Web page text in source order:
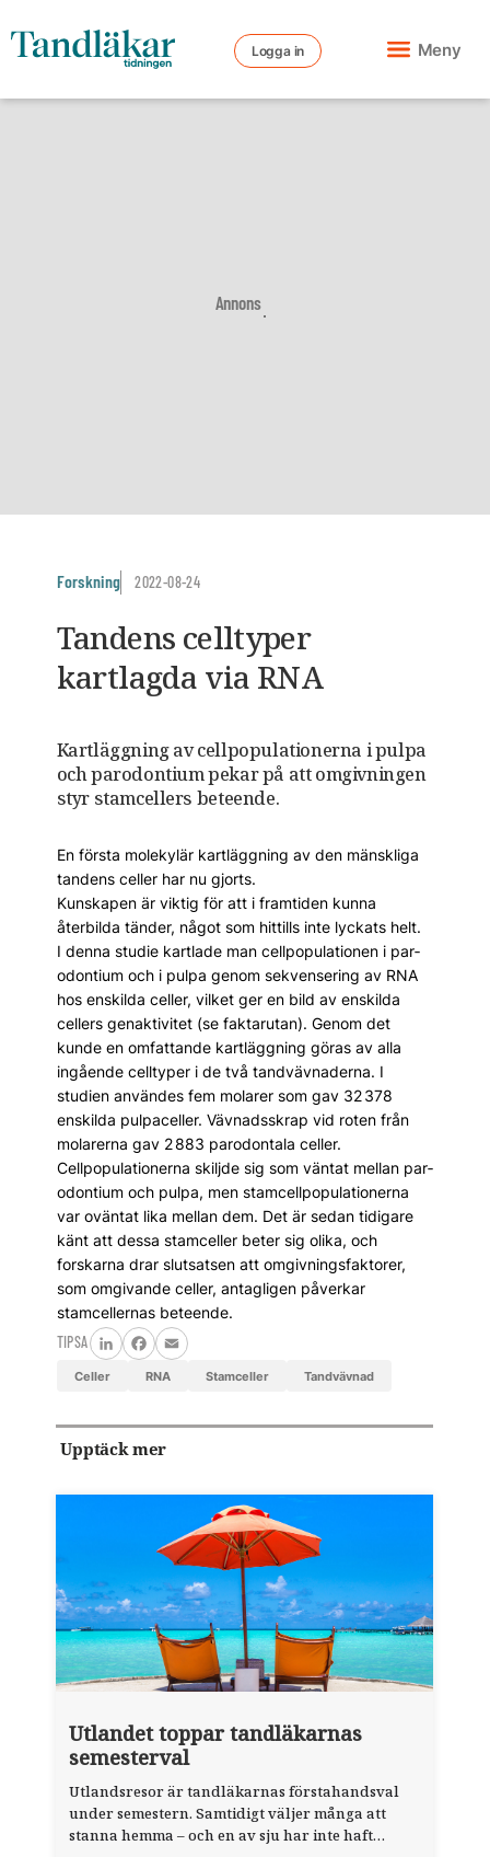
Logga in Meny
Annons
Forskning 2022-08-24
Tandens celltyper
kartlagda via RNA
Kartläggning av cellpopulationerna i pulpa
och parodontium pekar på att omgivningen
styr stamcellers beteende.
En första molekylär kartläggning av den mänskliga
tandens celler har nu gjorts.
Kunskapen är viktig för att i framtiden kunna
återbilda tänder, något som hittills inte lyckats helt.
I denna studie kartlade man cellpopulationen i par­
odontium och i pulpa genom sekvensering av RNA
hos enskilda celler, vilket ger en bild av enskilda
cellers genaktivitet (se faktarutan). Genom det
kunde en omfattande kartläggning göras av alla
ingående celltyper i de två tandvävnaderna. I
studien användes fem molarer som gav 32 378
enskilda pulpaceller. Vävnadsskrap vid roten från
molarerna gav 2 883 parodontala celler.
Cellpopulationerna skiljde sig som väntat mellan par­
odontium och pulpa, men stamcellpopulationerna
var oväntat lika mellan dem. Det är sedan tidigare
känt att dessa stamceller beter sig olika, och
forskarna drar slutsatsen att omgivningsfaktorer,
som omgivande celler, antagligen påverkar
stamcellernas beteende.
TIPSA
LinkedInFacebook
Email
celler RNA stamceller tandvävnad
Upptäck mer
Utlandet toppar tandläkarnas
semesterval
Utlandsresor är tandläkarnas förstahandsval
under semestern. Samtidigt väljer många att
stanna hemma – och en av sju har inte haft